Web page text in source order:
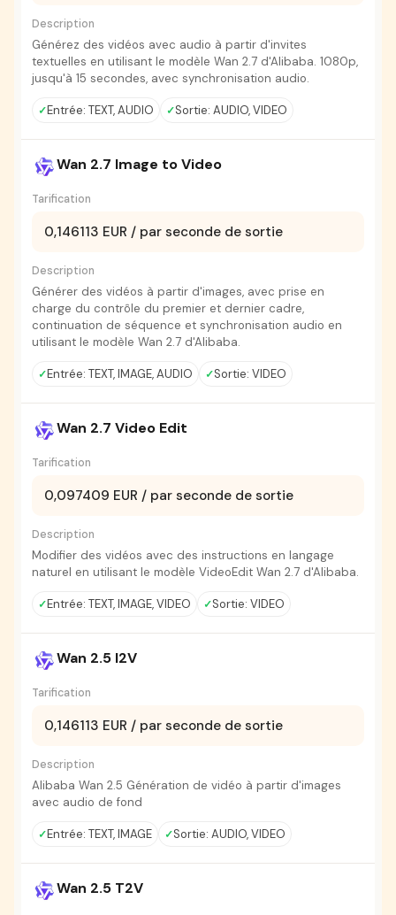
Description
Générez des vidéos avec audio à partir d'invites
textuelles en utilisant le modèle Wan 2.7 d'Alibaba. 1080p,
jusqu'à 15 secondes, avec synchronisation audio.
Entrée: TEXT, AUDIO Sortie: AUDIO, VIDEO
Wan 2.7 Image to Video
Tarification
0,146113 EUR / par seconde de sortie
Description
Générer des vidéos à partir d'images, avec prise en
charge du contrôle du premier et dernier cadre,
continuation de séquence et synchronisation audio en
utilisant le modèle Wan 2.7 d'Alibaba.
Entrée: TEXT, IMAGE, AUDIO Sortie: VIDEO
Wan 2.7 Video Edit
Tarification
0,097409 EUR / par seconde de sortie
Description
Modifier des vidéos avec des instructions en langage
naturel en utilisant le modèle VideoEdit Wan 2.7 d'Alibaba.
Entrée: TEXT, IMAGE, VIDEO Sortie: VIDEO
Wan 2.5 I2V
Tarification
0,146113 EUR / par seconde de sortie
Description
Alibaba Wan 2.5 Génération de vidéo à partir d'images
avec audio de fond
Entrée: TEXT, IMAGE Sortie: AUDIO, VIDEO
Wan 2.5 T2V